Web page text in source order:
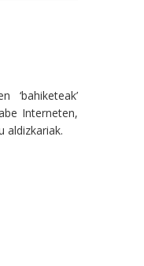
Interneten,
aldizkariak.